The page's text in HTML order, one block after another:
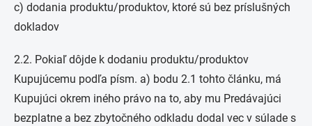
c) dodania produktu/produktov, ktoré sú bez príslušných
dokladov
2.2. Pokiaľ dôjde k dodaniu produktu/produktov
Kupujúcemu podľa písm. a) bodu 2.1 tohto článku, má
Kupujúci okrem iného právo na to, aby mu Predávajúci
bezplatne a bez zbytočného odkladu dodal vec v súlade s